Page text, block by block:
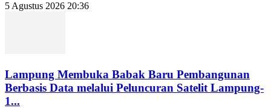
5 Agustus 2026 20:36
Lampung Membuka Babak Baru Pembangunan
Berbasis Data melalui Peluncuran Satelit Lampung-
1...